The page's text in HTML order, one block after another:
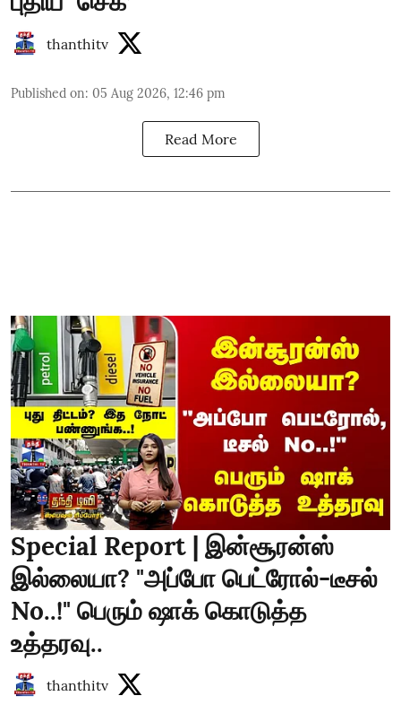
thanthitv
Published on: 05 Aug 2026, 12:46 pm
Read More
Special Report | இன்சூரன்ஸ்
இல்லையா? "அப்போ பெட்ரோல்-டீசல்
No..!" பெரும் ஷாக் கொடுத்த
உத்தரவு..
thanthitv